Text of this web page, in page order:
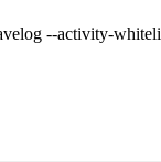
--activity-